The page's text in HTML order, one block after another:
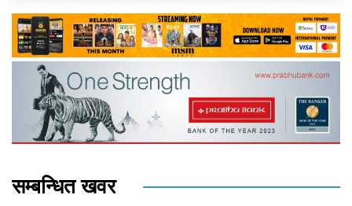
सम्बन्धित खवर